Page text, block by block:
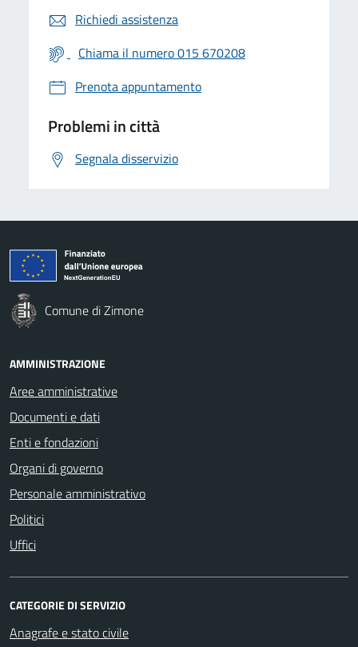
Richiedi assistenza
Chiama il numero 015 670208
Prenota appuntamento
Problemi in città
Segnala disservizio
Comune di Zimone
AMMINISTRAZIONE
Aree amministrative
Documenti e dati
Enti e fondazioni
Organi di governo
Personale amministrativo
Politici
Uffici
CATEGORIE DI SERVIZIO
Anagrafe e stato civile